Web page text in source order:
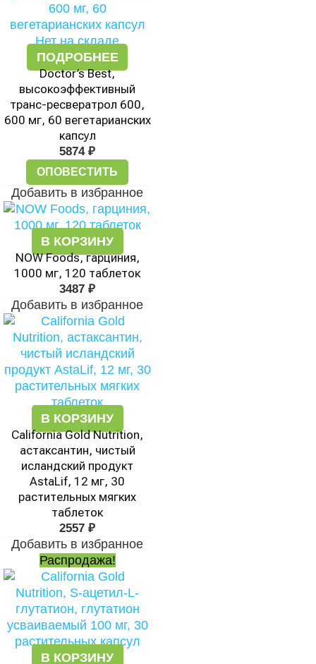
Нет на складе
ПОДРОБНЕЕ
Doctor’s Best,
высокоэффективный
транс-ресвератрол 600,
600 мг, 60 вегетарианских
капсул
5874 ₽
ОПОВЕСТИТЬ
Добавить в избранное
В КОРЗИНУ
NOW Foods, гарциния,
1000 мг, 120 таблеток
3487 ₽
Добавить в избранное
В КОРЗИНУ
California Gold Nutrition,
астаксантин, чистый
исландский продукт
AstaLif, 12 мг, 30
растительных мягких
таблеток
2557 ₽
Добавить в избранное
Распродажа!
В КОРЗИНУ